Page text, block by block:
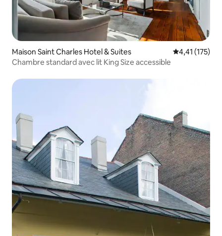
Maison Saint Charles Hotel & Suites Évaluation
4,41 (175)
Chambre standard avec lit King Size accessible